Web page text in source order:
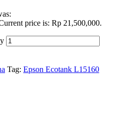
price is: Rp 21,500,000.
Tag: Epson Ecotank L15160